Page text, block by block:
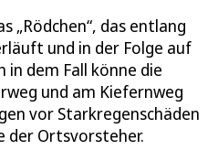
„Rödchen“, das entlang
und in der Folge auf
in dem Fall könne die
und am Kiefernweg
vor Starkregenschäden
der Ortsvorsteher.